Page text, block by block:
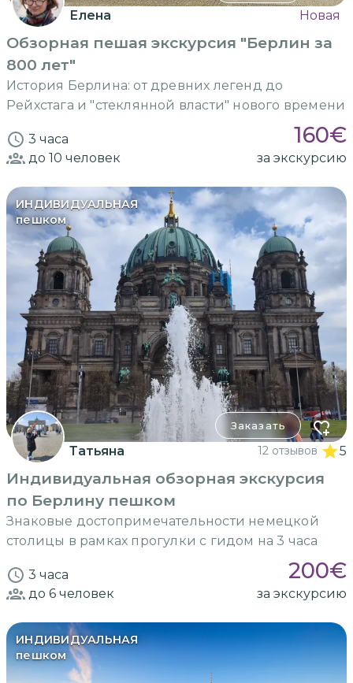
Елена Новая
Обзорная пешая экскурсия "Берлин за
800 лет"
История Берлина: от древних легенд до
Рейхстага и "стеклянной власти" нового времени
3 часа 160€
до 10 человек за экскурсию
ИНДИВИДУАЛЬНАЯ
пешком
Заказать
Татьяна 12 отзывов 5
Индивидуальная обзорная экскурсия
по Берлину пешком
Знаковые достопримечательности немецкой
столицы в рамках прогулки с гидом на 3 часа
3 часа 200€
до 6 человек за экскурсию
ИНДИВИДУАЛЬНАЯ
пешком